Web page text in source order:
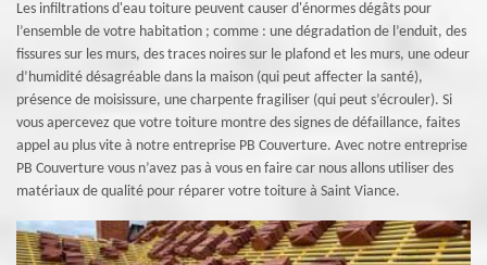
Les infiltrations d'eau toiture peuvent causer d'énormes dégâts pour
l’ensemble de votre habitation ; comme : une dégradation de l’enduit, des
fissures sur les murs, des traces noires sur le plafond et les murs, une odeur
d’humidité désagréable dans la maison (qui peut affecter la santé),
présence de moisissure, une charpente fragiliser (qui peut s’écrouler). Si
vous apercevez que votre toiture montre des signes de défaillance, faites
appel au plus vite à notre entreprise PB Couverture. Avec notre entreprise
PB Couverture vous n’avez pas à vous en faire car nous allons utiliser des
matériaux de qualité pour réparer votre toiture à Saint Viance.